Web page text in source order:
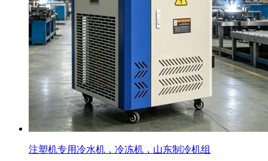
注塑机专用冷水机，冷冻机，山东制冷机组